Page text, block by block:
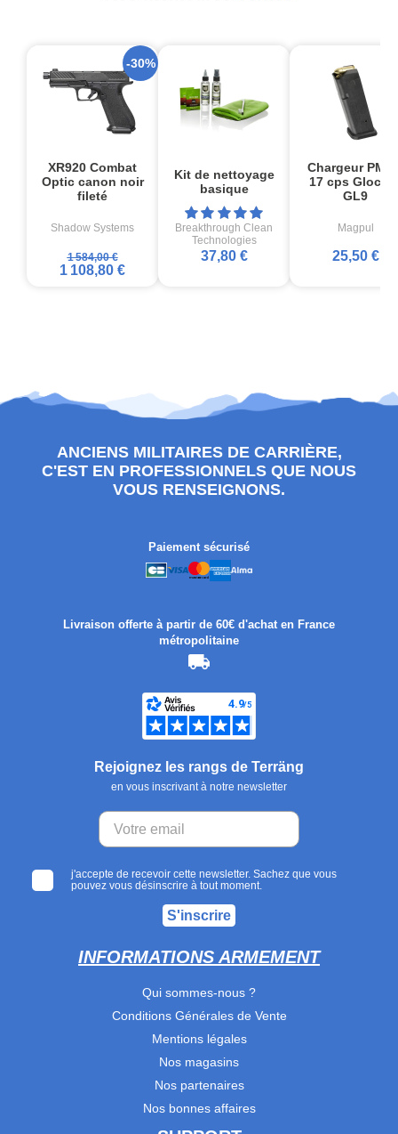
XR920 Combat
Optic canon noir
fileté
Shadow Systems
1 584,00 €
1 108,80 €
-30%
Kit de nettoyage
basique
Breakthrough Clean
Technologies
37,80 €
Chargeur
17 cps
GL9
Magpul
25,50 €
ANCIENS MILITAIRES DE CARRIÈRE,
C'EST EN PROFESSIONNELS QUE NOUS
VOUS RENSEIGNONS.
Paiement sécurisé
Livraison offerte à partir de 60€ d'achat en France
métropolitaine
Rejoignez les rangs de Terräng
en vous inscrivant à notre newsletter
j'accepte de recevoir cette newsletter. Sachez que vous
pouvez vous désinscrire à tout moment.
S'inscrire
INFORMATIONS ARMEMENT
Qui sommes-nous ?
Conditions Générales de Vente
Mentions légales
Nos magasins
Nos partenaires
Nos bonnes affaires